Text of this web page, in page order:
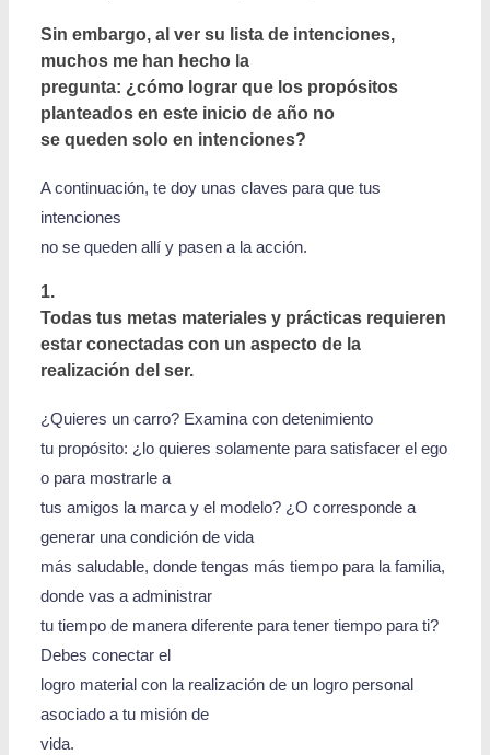
Sin embargo, al ver su lista de intenciones,
muchos me han hecho la
pregunta: ¿cómo lograr que los propósitos
planteados en este inicio de año no
se queden solo en intenciones?
A continuación, te doy unas claves para que tus
intenciones
no se queden allí y pasen a la acción.
1.
Todas tus metas materiales y prácticas requieren
estar conectadas con un aspecto de la
realización del ser.
¿Quieres un carro? Examina con detenimiento
tu propósito: ¿lo quieres solamente para satisfacer el ego
o para mostrarle a
tus amigos la marca y el modelo? ¿O corresponde a
generar una condición de vida
más saludable, donde tengas más tiempo para la familia,
donde vas a administrar
tu tiempo de manera diferente para tener tiempo para ti?
Debes conectar el
logro material con la realización de un logro personal
asociado a tu misión de
vida.